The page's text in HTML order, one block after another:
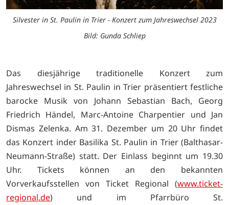
Silvester in St. Paulin in Trier - Konzert zum Jahreswechsel 2023
Bild: Gunda Schliep
Das diesjährige traditionelle Konzert zum
Jahreswechsel in St. Paulin in Trier präsentiert festliche
barocke Musik von Johann Sebastian Bach, Georg
Friedrich Händel, Marc-Antoine Charpentier und Jan
Dismas Zelenka. Am 31. Dezember um 20 Uhr findet
das Konzert inder Basilika St. Paulin in Trier (Balthasar-
Neumann-Straße) statt. Der Einlass beginnt um 19.30
Uhr. Tickets können an den bekannten
Vorverkaufsstellen von Ticket Regional (www.ticket-
regional.de) und im Pfarrbüro St.